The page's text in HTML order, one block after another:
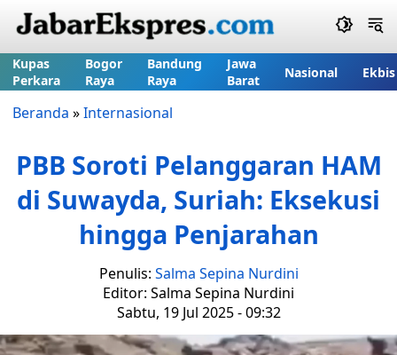
Kupas
Perkara
Bogor
Raya
Bandung
Raya
Jawa
Barat
Nasional Ekbis
Beranda »Internasional
PBB Soroti Pelanggaran HAM
di Suwayda, Suriah: Eksekusi
hingga Penjarahan
Penulis: Salma Sepina Nurdini
Editor: Salma Sepina Nurdini
Sabtu, 19 Jul 2025 - 09:32